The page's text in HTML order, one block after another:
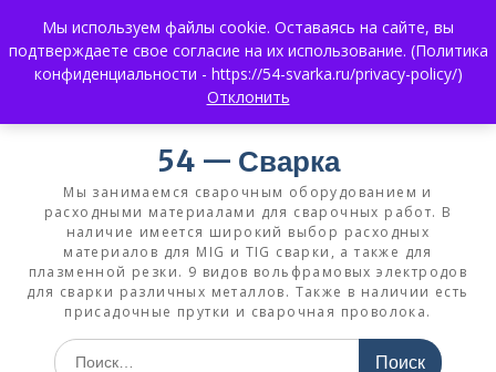
содержимому
+7 (383) 375-0008
3750008@mail.ru
What's App:
+7 930 858 02 99
54 — Сварка
Мы занимаемся сварочным оборудованием и
расходными материалами для сварочных работ. В
наличие имеется широкий выбор расходных
материалов для MIG и TIG сварки, а также для
плазменной резки. 9 видов вольфрамовых электродов
для сварки различных металлов. Также в наличии есть
присадочные прутки и сварочная проволока.
Искать:
Мы используем файлы cookie. Оставаясь на сайте, вы
подтверждаете свое согласие на их использование. (Политика
конфиденциальности - https://54-svarka.ru/privacy-policy/)
Отклонить